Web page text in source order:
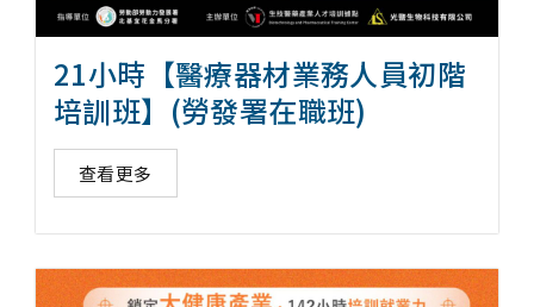
21小時【醫療器材業務人員初階
培訓班】(勞發署在職班)
查看更多